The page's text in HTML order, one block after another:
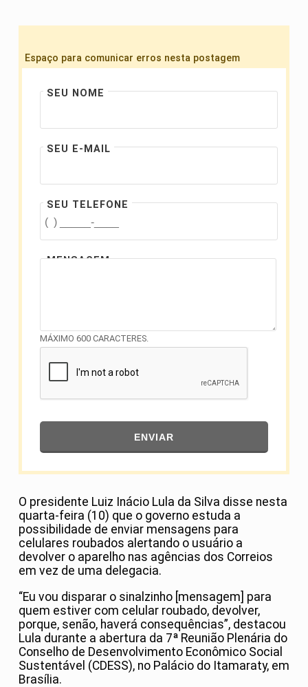
Espaço para comunicar erros nesta postagem
SEU NOME
SEU E-MAIL
SEU TELEFONE
MENSAGEM
MÁXIMO 600 CARACTERES.
ENVIAR
O presidente Luiz Inácio Lula da Silva disse nesta
quarta-feira (10) que o governo estuda a
possibilidade de enviar mensagens para
celulares roubados alertando o usuário a
devolver o aparelho nas agências dos Correios
em vez de uma delegacia.
“Eu vou disparar o sinalzinho [mensagem] para
quem estiver com celular roubado, devolver,
porque, senão, haverá consequências”, destacou
Lula durante a abertura da 7ª Reunião Plenária do
Conselho de Desenvolvimento Econômico Social
Sustentável (CDESS), no Palácio do Itamaraty, em
Brasília.